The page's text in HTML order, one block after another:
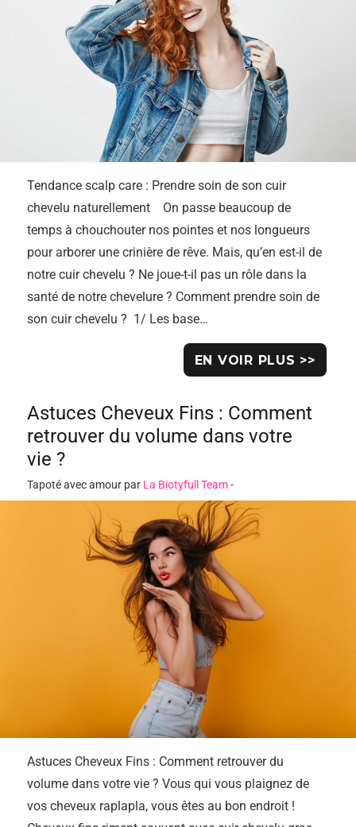
Tendance scalp care : Prendre soin de son cuir
chevelu naturellement On passe beaucoup de
temps à chouchouter nos pointes et nos longueurs
pour arborer une crinière de rêve. Mais, qu’en est-il de
notre cuir chevelu ? Ne joue-t-il pas un rôle dans la
santé de notre chevelure ? Comment prendre soin de
son cuir chevelu ? 1/ Les base…
EN VOIR PLUS >>
Astuces Cheveux Fins : Comment
retrouver du volume dans votre
vie ?
Tapoté avec amour par La Biotyfull Team-
Astuces Cheveux Fins : Comment retrouver du
volume dans votre vie ? Vous qui vous plaignez de
vos cheveux raplapla, vous êtes au bon endroit !